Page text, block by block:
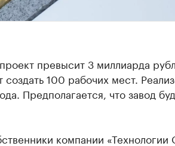
превысит 3 миллиарда
100 рабочих мест.
Предполагается, что завод
компании